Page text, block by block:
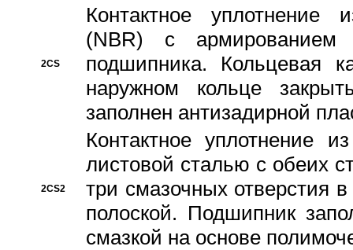
2CS
Контактное уплотнение
(NBR) с
подшипника. Кольцевая
наружном кольце
заполнен антизадирной
2CS2
Контактное уплотнение
листовой сталью с обеих
три смазочных отверстия
полоской. Подшипник
смазкой на основе